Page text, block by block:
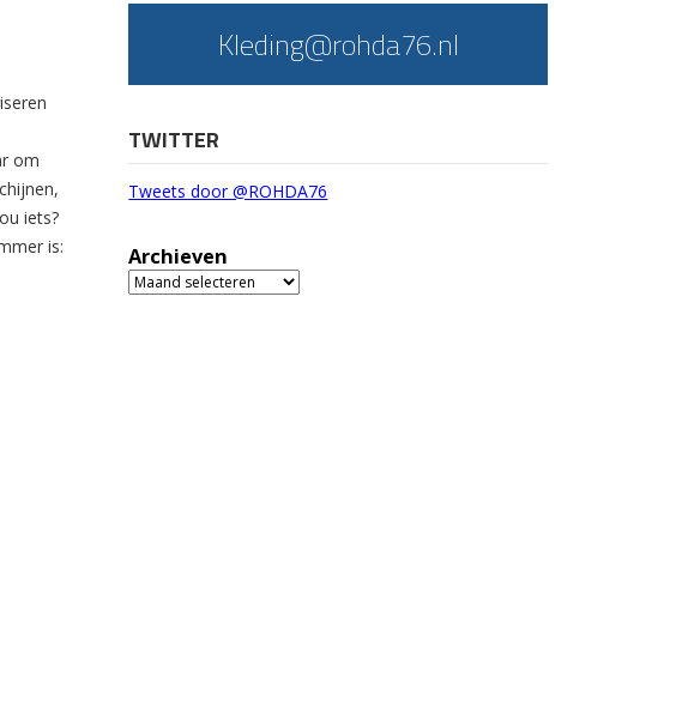
om
iets?
is:
Kleding@rohda76.nl
TWITTER
Tweets door @ROHDA76
Archieven
Archieven